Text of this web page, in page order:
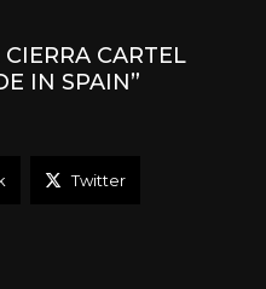
CARTEL
IN SPAIN”
Twitter